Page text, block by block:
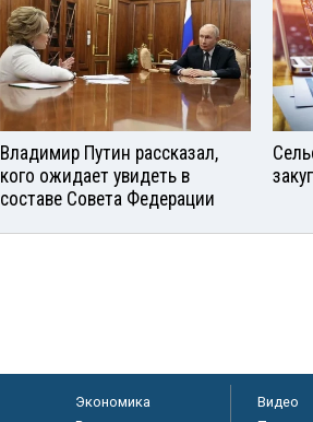
Владимир Путин рассказал,
кого ожидает увидеть в
составе Совета Федерации
Экономика
Видео